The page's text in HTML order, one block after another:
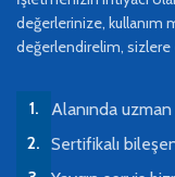
değerlerinize, kullanım
değerlendirelim, sizlere
Alanında
Sertifikalı